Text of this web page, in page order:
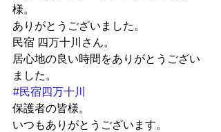
様。
ありがとうございました。
民宿 四万十川さん。
居心地の良い時間をありがとうござい
ました。
#民宿四万十川
保護者の皆様。
いつもありがとうございます。